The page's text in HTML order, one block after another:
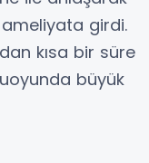
girdi.
kısa bir süre
büyük